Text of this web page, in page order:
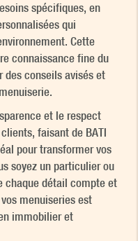
spécifiques, en
qui
Cette
connaissance fine du
conseils avisés et
et le respect
faisant de BATI
pour transformer vos
soyez un particulier ou
chaque détail compte et
menuiseries est
immobilier et